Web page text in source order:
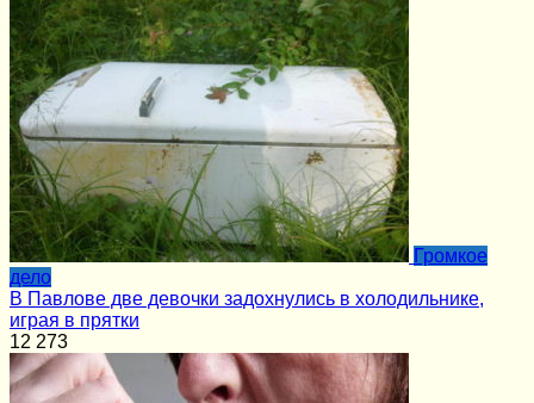
Громкое
дело
В Павлове две девочки задохнулись в холодильнике,
играя в прятки
12 273